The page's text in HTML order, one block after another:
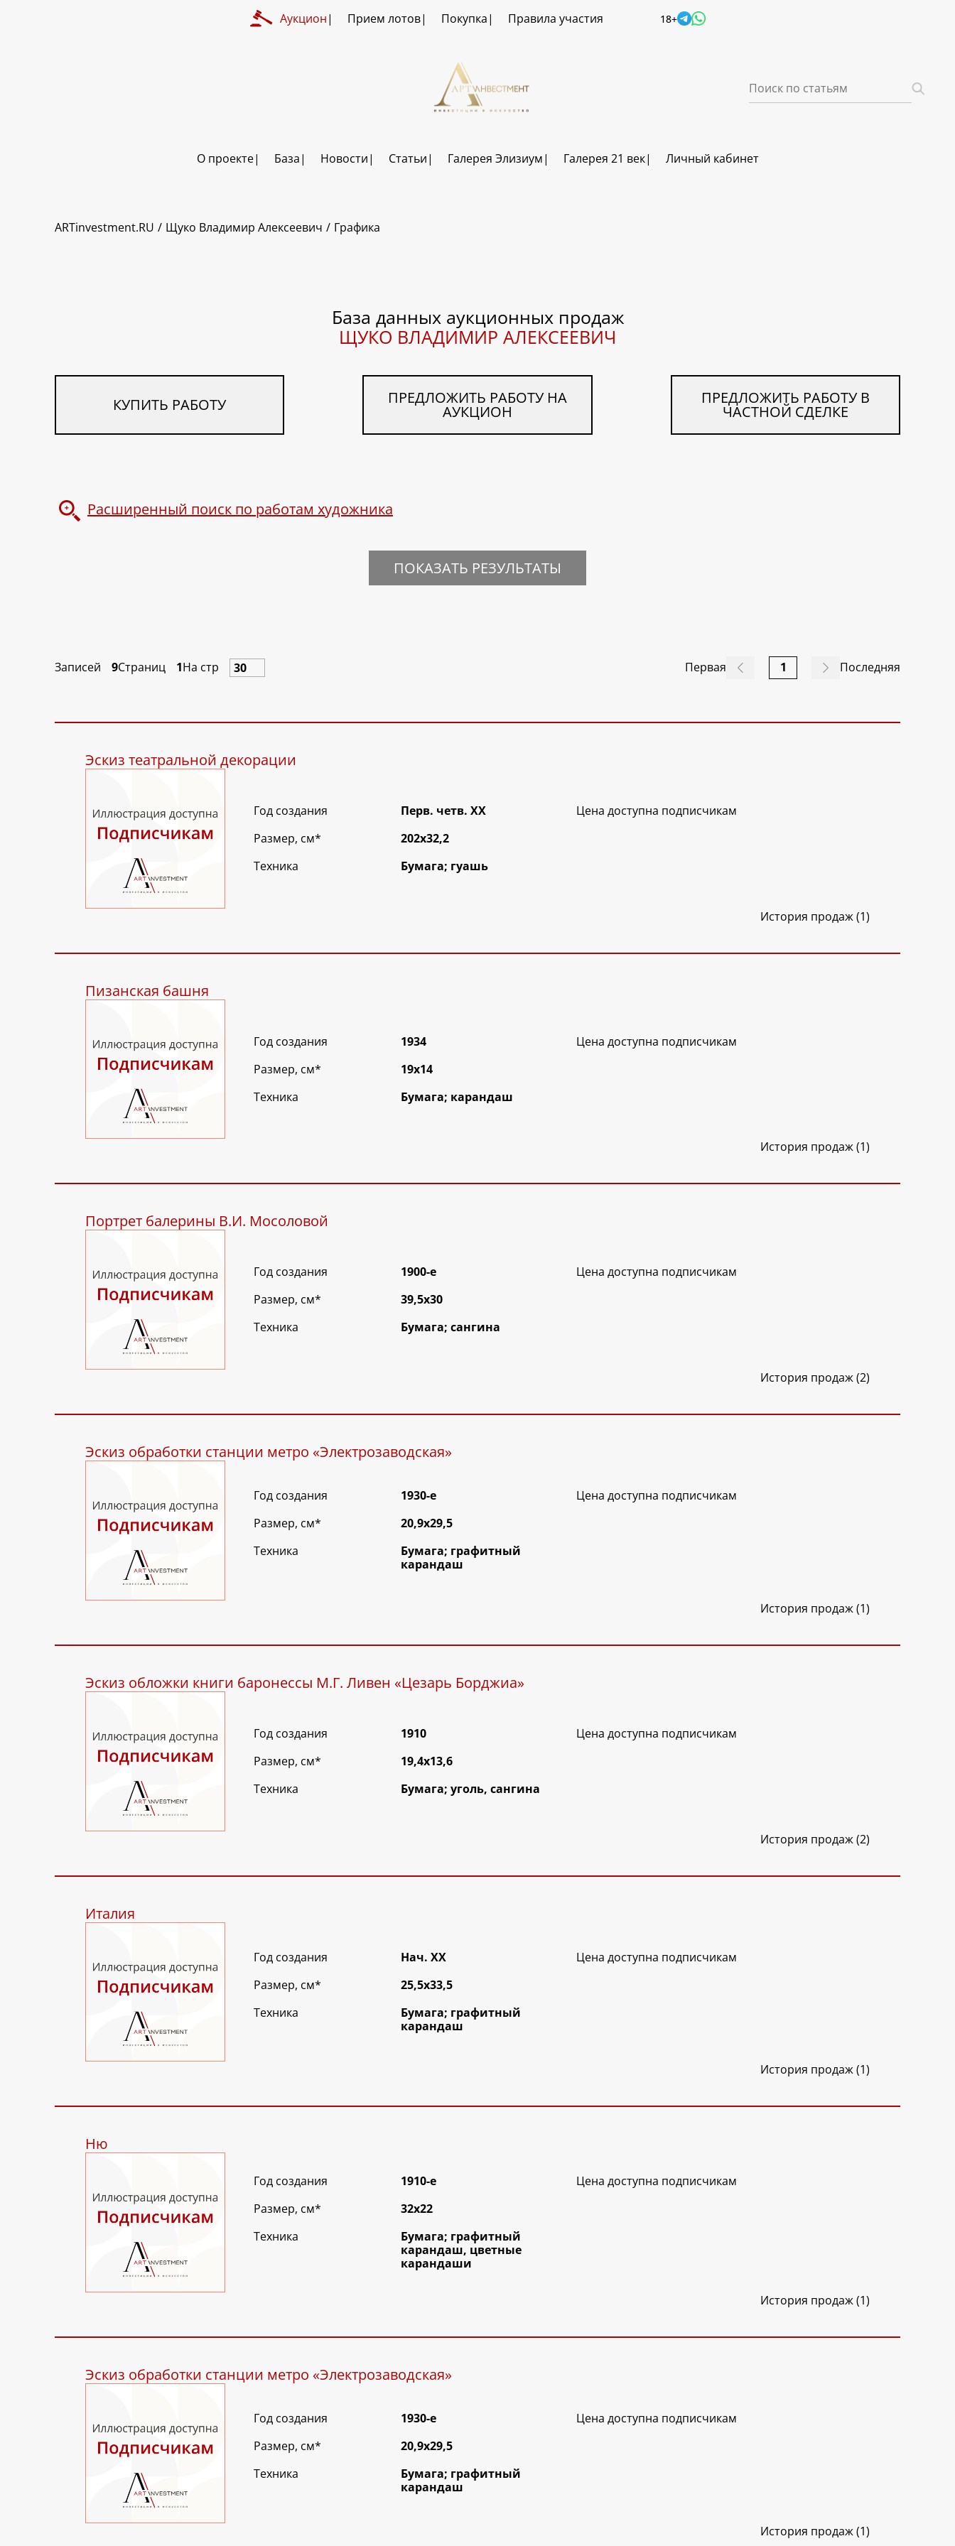
Аукцион Прием лотов Покупка Правила участия 18+
О проекте База Новости Статьи Галерея Элизиум Галерея 21 век Личный кабинет
ARTinvestment.RU Щуко Владимир Алексеевич Графика
База данных аукционных продаж
ЩУКО ВЛАДИМИР АЛЕКСЕЕВИЧ
КУПИТЬ РАБОТУ ПРЕДЛОЖИТЬ РАБОТУ НА
АУКЦИОН
ПРЕДЛОЖИТЬ РАБОТУ В
ЧАСТНОЙ СДЕЛКЕ
Расширенный поиск по работам художника
ПОКАЗАТЬ РЕЗУЛЬТАТЫ
Записей 9Страниц 1На стр Первая 1 Последняя
Эскиз театральной декорации
Год создания
Перв. четв. XX
Размер, см*
202х32,2
Техника
Бумага; гуашь
Цена доступна подписчикам
История продаж (1)
Пизанская башня
Год создания
1934
Размер, см*
19х14
Техника
Бумага; карандаш
Цена доступна подписчикам
История продаж (1)
Портрет балерины В.И. Мосоловой
Год создания
1900-е
Размер, см*
39,5х30
Техника
Бумага; сангина
Цена доступна подписчикам
История продаж (2)
Эскиз обработки станции метро «Электрозаводская»
Год создания
1930-е
Размер, см*
20,9х29,5
Техника
Бумага; графитный
карандаш
Цена доступна подписчикам
История продаж (1)
Эскиз обложки книги баронессы М.Г. Ливен «Цезарь Борджиа»
Год создания
1910
Размер, см*
19,4х13,6
Техника
Бумага; уголь, сангина
Цена доступна подписчикам
История продаж (2)
Италия
Год создания
Нач. XX
Размер, см*
25,5х33,5
Техника
Бумага; графитный
карандаш
Цена доступна подписчикам
История продаж (1)
Ню
Год создания
1910-е
Размер, см*
32х22
Техника
Бумага; графитный
карандаш, цветные
карандаши
Цена доступна подписчикам
История продаж (1)
Эскиз обработки станции метро «Электрозаводская»
Год создания
1930-е
Размер, см*
20,9х29,5
Техника
Бумага; графитный
карандаш
Цена доступна подписчикам
История продаж (1)